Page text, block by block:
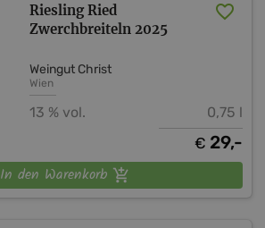
Riesling Ried
Zwerchbreiteln 2025
Weingut Christ
Wien
13 % vol. 0,75 l
€ 29,-
In den Warenkorb